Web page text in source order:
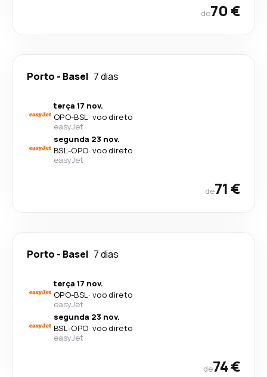
de70 €
Porto - Basel 7 dias
terça 17 nov.
OPO-BSL· voo direto
easyJet
segunda 23 nov.
BSL-OPO· voo direto
easyJet
de71 €
Porto - Basel 7 dias
terça 17 nov.
OPO-BSL· voo direto
easyJet
segunda 23 nov.
BSL-OPO· voo direto
easyJet
de74 €